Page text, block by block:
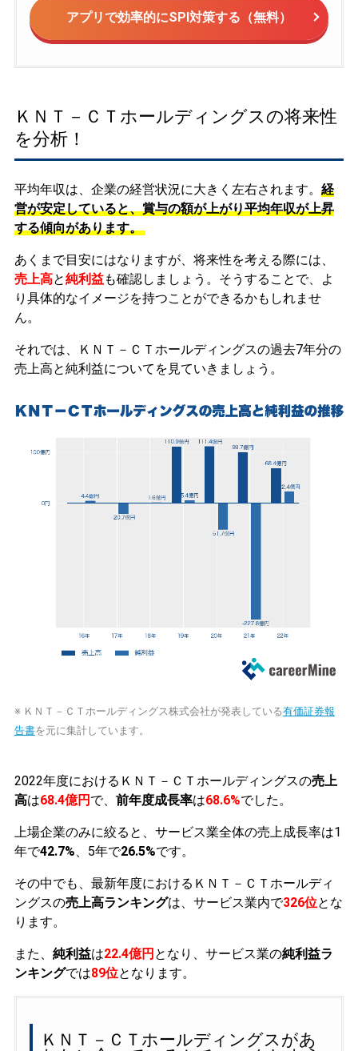
アプリで効率的にSPI対策する（無料）
ＫＮＴ－ＣＴホールディングスの将来性
を分析！
平均年収は、企業の経営状況に大きく左右されます。 経
営が安定していると、賞与の額が上がり平均年収が上昇
する傾向があります。
あくまで目安にはなりますが、将来性を考える際には、
売上高と純利益も確認しましょう。そうすることで、よ
り具体的なイメージを持つことができるかもしれませ
ん。
それでは、ＫＮＴ－ＣＴホールディングスの過去7年分の
売上高と純利益についてを見ていきましょう。
※ ＫＮＴ－ＣＴホールディングス株式会社が発表している有価証券報
告書を元に集計しています。
2022年度におけるＫＮＴ－ＣＴホールディングスの売上
高は68.4億円 で、 前年度成長率は68.6%でした。
上場企業のみに絞ると、サービス業全体の売上成長率は1
年で42.7%、5年で26.5%です。
その中でも、最新年度におけるＫＮＴ－ＣＴホールディ
ングスの売上高ランキングは、サービス業内で326位とな
ります。
また、 純利益は22.4億円 となり、サービス業の純利益ラ
ンキングでは89位となります。
ＫＮＴ－ＣＴホールディングスがあ